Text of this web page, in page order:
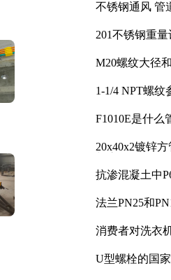
不锈钢通风 管
201不锈钢重
M20螺纹大径
1-1/4 NPT螺纹
F1010E是什么
20x40x2镀锌
抗渗混凝土中
法兰PN25和
消费者对洗衣
U型螺栓的国